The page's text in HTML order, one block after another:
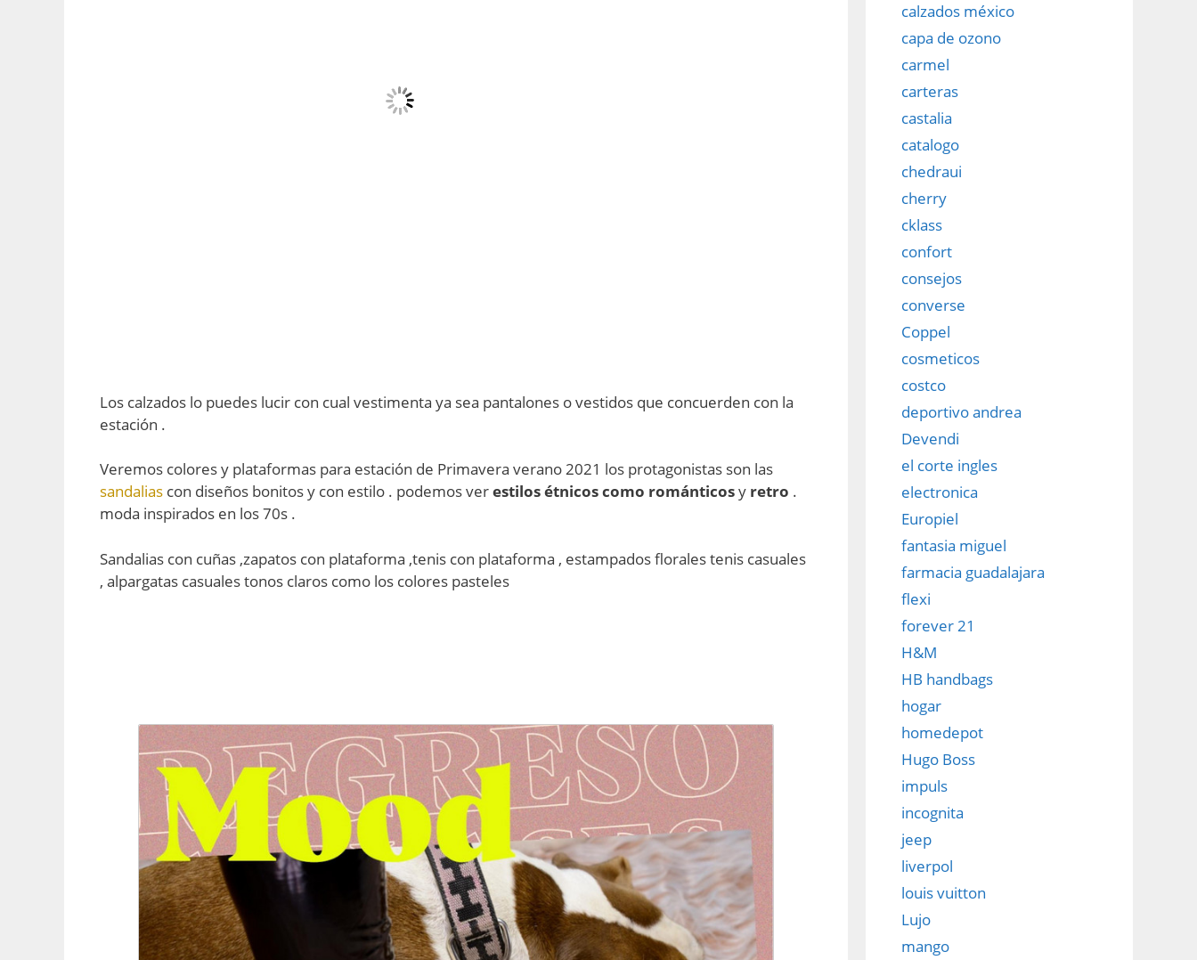
Los calzados lo puedes lucir con cual vestimenta ya sea pantalones o vestidos que concuerden con la
estación .
Veremos colores y plataformas para estación de Primavera verano 2021 los protagonistas son las
sandalias con diseños bonitos y con estilo . podemos verestilos étnicos como románticosy retro .
moda inspirados en los 70s .
Sandalias con cuñas ,zapatos con plataforma ,tenis con plataforma , estampados florales tenis casuales
, alpargatas casuales tonos claros como los colores pasteles
calzados méxico
capa de ozono
carmel
carteras
castalia
catalogo
chedraui
cherry
cklass
confort
consejos
converse
Coppel
cosmeticos
costco
deportivo andrea
Devendi
el corte ingles
electronica
Europiel
fantasia miguel
farmacia guadalajara
flexi
forever 21
H&M
HB handbags
hogar
homedepot
Hugo Boss
impuls
incognita
jeep
liverpol
louis vuitton
Lujo
mango